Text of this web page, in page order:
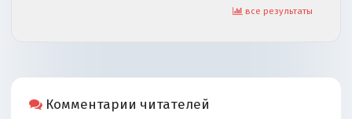
все результаты
Комментарии читателей